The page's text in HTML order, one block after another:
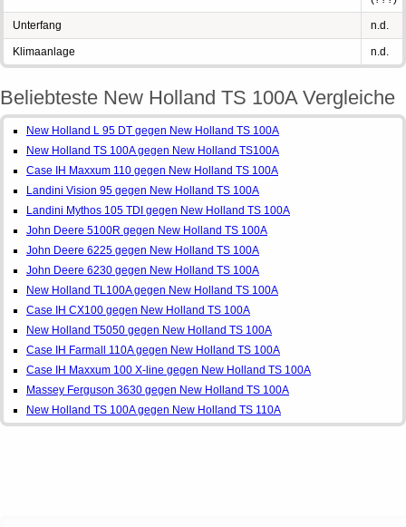
Unterfang n.d.
Klimaanlage n.d.
Beliebteste New Holland TS 100A Vergleiche
New Holland L 95 DT gegen New Holland TS 100A
New Holland TS 100A gegen New Holland TS100A
Case IH Maxxum 110 gegen New Holland TS 100A
Landini Vision 95 gegen New Holland TS 100A
Landini Mythos 105 TDI gegen New Holland TS 100A
John Deere 5100R gegen New Holland TS 100A
John Deere 6225 gegen New Holland TS 100A
John Deere 6230 gegen New Holland TS 100A
New Holland TL100A gegen New Holland TS 100A
Case IH CX100 gegen New Holland TS 100A
New Holland T5050 gegen New Holland TS 100A
Case IH Farmall 110A gegen New Holland TS 100A
Case IH Maxxum 100 X-line gegen New Holland TS 100A
Massey Ferguson 3630 gegen New Holland TS 100A
New Holland TS 100A gegen New Holland TS 110A